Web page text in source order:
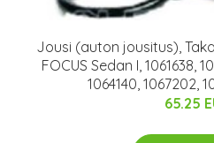
Jousi (auton jousitus),
FOCUS Sedan I, 1061638,
1064140, 1067202,
65.25